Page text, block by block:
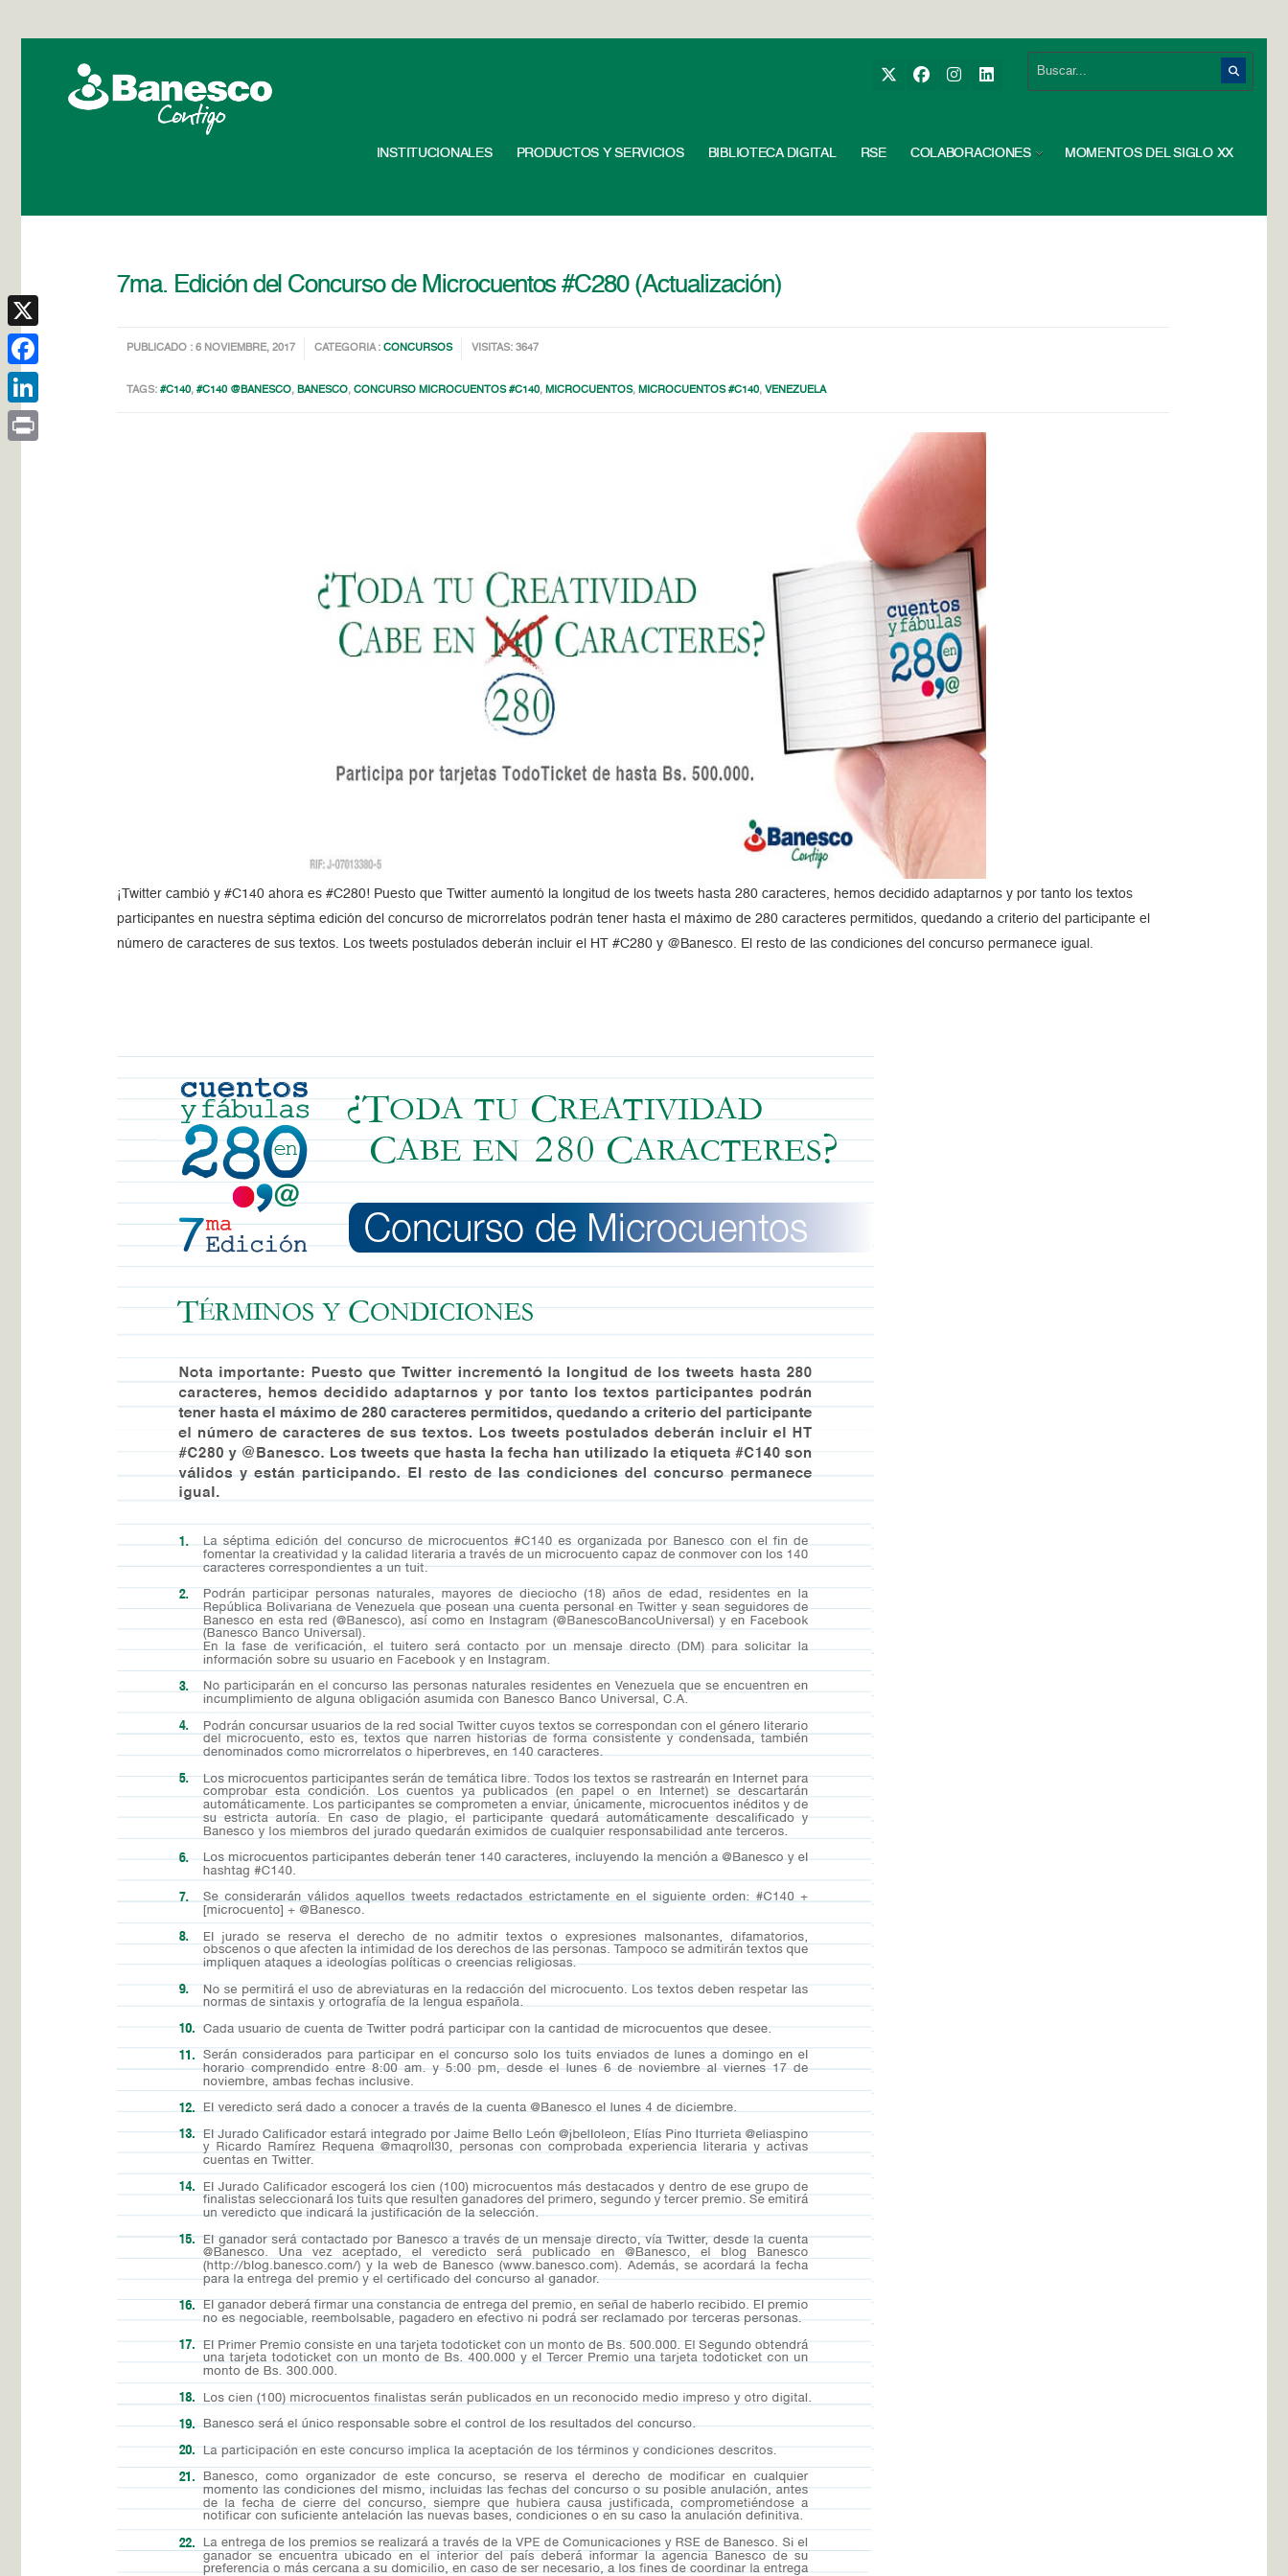
INSTITUCIONALES PRODUCTOS Y SERVICIOS BIBLIOTECA DIGITAL RSE COLABORACIONES MOMENTOS DEL SIGLO XX
7ma. Edición del Concurso de Microcuentos #C280 (Actualización)
PUBLICADO : 6 NOVIEMBRE, 2017 CATEGORIA :CONCURSOS VISITAS: 3647
TAGS:#C140,#C140 @BANESCO, BANESCO,CONCURSO MICROCUENTOS #C140, MICROCUENTOS, MICROCUENTOS #C140,VENEZUELA
¡Twitter cambió y #C140 ahora es #C280! Puesto que Twitter aumentó la longitud de los tweets hasta 280 caracteres, hemos decidido adaptarnos y por tanto los textos
participantes en nuestra séptima edición del concurso de microrrelatos podrán tener hasta el máximo de 280 caracteres permitidos, quedando a criterio del participante el
número de caracteres de sus textos. Los tweets postulados deberán incluir el HT #C280 y @Banesco. El resto de las condiciones del concurso permanece igual.
X
Facebook
LinkedIn